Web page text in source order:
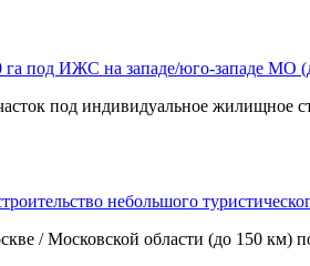
га под ИЖС на западе/юго‑западе
под индивидуальное жилищное
небольшого
/ Московской области (до 150 км)